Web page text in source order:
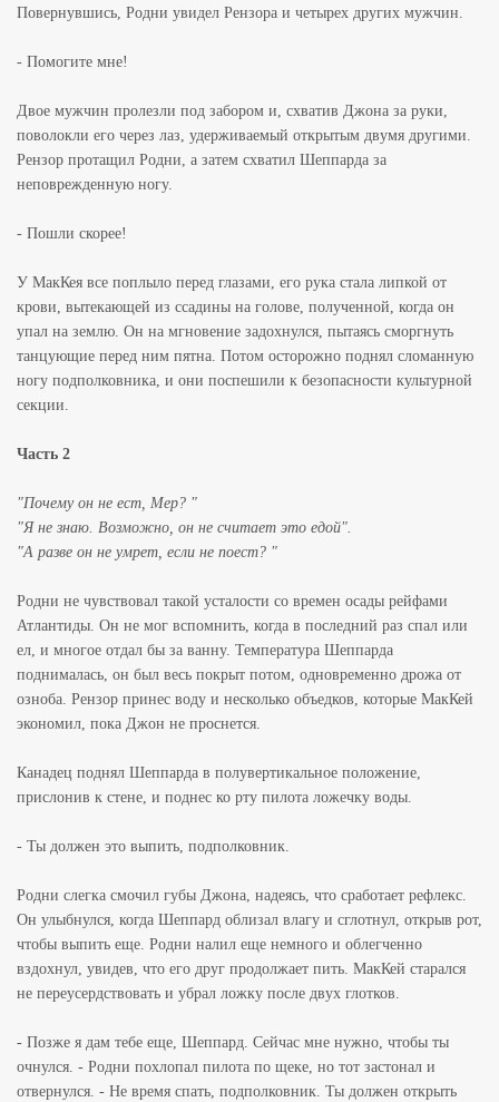
Повернувшись, Родни увидел Рензора и четырех других мужчин.
- Помогите мне!
Двое мужчин пролезли под забором и, схватив Джона за руки,
поволокли его через лаз, удерживаемый открытым двумя другими.
Рензор протащил Родни, а затем схватил Шеппарда за
неповрежденную ногу.
- Пошли скорее!
У МакКея все поплыло перед глазами, его рука стала липкой от
крови, вытекающей из ссадины на голове, полученной, когда он
упал на землю. Он на мгновение задохнулся, пытаясь сморгнуть
танцующие перед ним пятна. Потом осторожно поднял сломанную
ногу подполковника, и они поспешили к безопасности культурной
секции.
Часть 2
"Почему он не ест, Мер? "
"Я не знаю. Возможно, он не считает это едой".
"А разве он не умрет, если не поест? "
Родни не чувствовал такой усталости со времен осады рейфами
Атлантиды. Он не мог вспомнить, когда в последний раз спал или
ел, и многое отдал бы за ванну. Температура Шеппарда
поднималась, он был весь покрыт потом, одновременно дрожа от
озноба. Рензор принес воду и несколько объедков, которые МакКей
экономил, пока Джон не проснется.
Канадец поднял Шеппарда в полувертикальное положение,
прислонив к стене, и поднес ко рту пилота ложечку воды.
- Ты должен это выпить, подполковник.
Родни слегка смочил губы Джона, надеясь, что сработает рефлекс.
Он улыбнулся, когда Шеппард облизал влагу и сглотнул, открыв рот,
чтобы выпить еще. Родни налил еще немного и облегченно
вздохнул, увидев, что его друг продолжает пить. МакКей старался
не переусердствовать и убрал ложку после двух глотков.
- Позже я дам тебе еще, Шеппард. Сейчас мне нужно, чтобы ты
очнулся. - Родни похлопал пилота по щеке, но тот застонал и
отвернулся. - Не время спать, подполковник. Ты должен открыть